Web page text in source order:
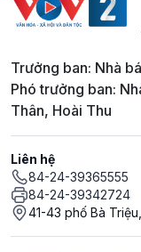
Trưởng ban: Nhà
Phó trưởng ban:
Thân, Hoài Thu
Liên hệ
84-24-39365555
84-24-39342724
41-43 phố Bà